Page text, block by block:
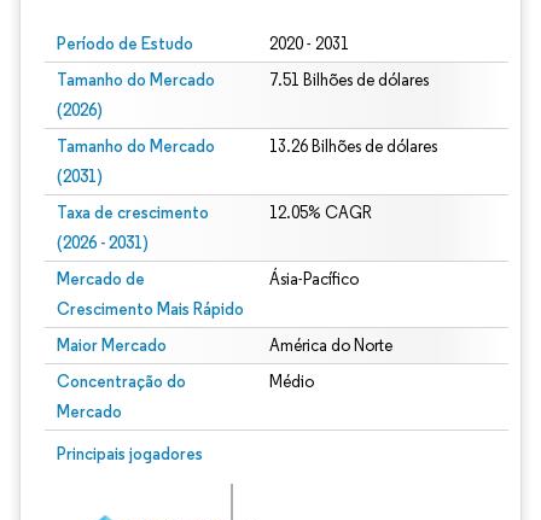
Período de Estudo 2020 - 2031
Tamanho do Mercado
(2026)
7.51 Bilhões de dólares
Tamanho do Mercado
(2031)
13.26 Bilhões de dólares
Taxa de crescimento
(2026 - 2031)
12.05% CAGR
Mercado de
Crescimento Mais Rápido
Ásia-Pacífico
Maior Mercado América do Norte
Concentração do
Mercado
Médio
Principais jogadores
Imagem © Mordor Intelligence. O reuso requer atribuição conforme CC BY 4.0.